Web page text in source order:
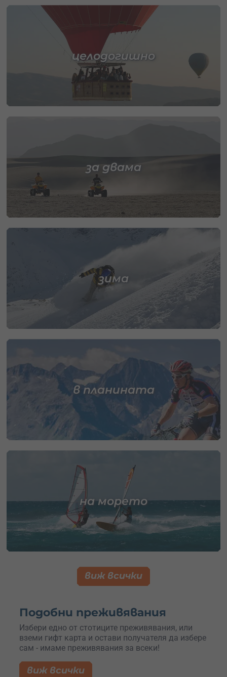
целодогишно
за двама
зима
в планината
на морето
виж всички
Подобни преживявания
Избери едно от стотиците преживявания, или
вземи гифт карта и остави получателя да избере
сам - имаме преживявания за всеки!
виж всички